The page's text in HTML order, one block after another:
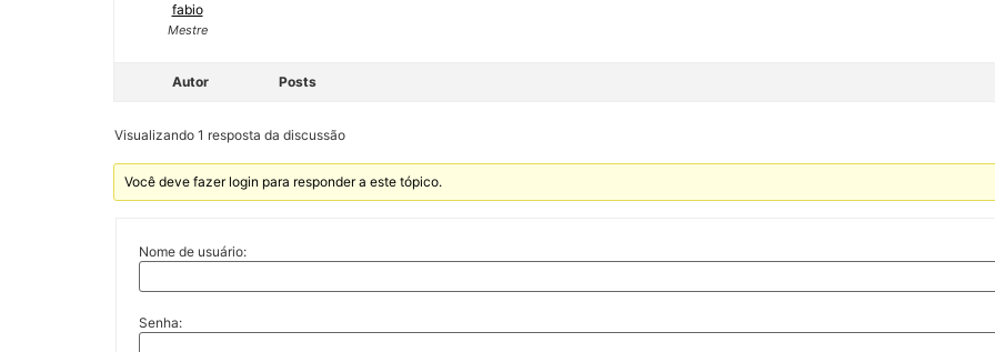
fabio
Mestre
Autor Posts
Visualizando 1 resposta da discussão
Você deve fazer login para responder a este tópico.
Nome de usuário:
Senha: